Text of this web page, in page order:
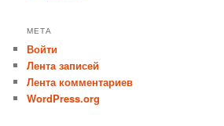
МЕТА
Войти
Лента записей
Лента комментариев
WordPress.org